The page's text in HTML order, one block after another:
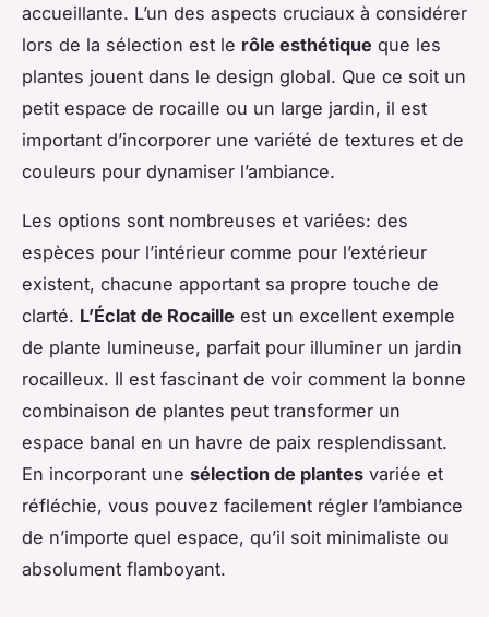
accueillante. L’un des aspects cruciaux à considérer
lors de la sélection est le rôle esthétique que les
plantes jouent dans le design global. Que ce soit un
petit espace de rocaille ou un large jardin, il est
important d’incorporer une variété de textures et de
couleurs pour dynamiser l’ambiance.
Les options sont nombreuses et variées: des
espèces pour l’intérieur comme pour l’extérieur
existent, chacune apportant sa propre touche de
clarté. L’Éclat de Rocaille est un excellent exemple
de plante lumineuse, parfait pour illuminer un jardin
rocailleux. Il est fascinant de voir comment la bonne
combinaison de plantes peut transformer un
espace banal en un havre de paix resplendissant.
En incorporant une sélection de plantes variée et
réfléchie, vous pouvez facilement régler l’ambiance
de n’importe quel espace, qu’il soit minimaliste ou
absolument flamboyant.